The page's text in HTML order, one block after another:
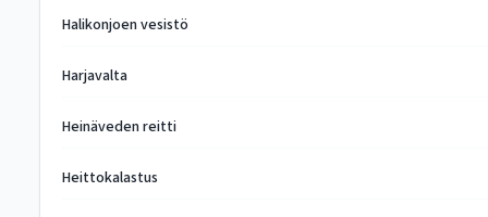
Halikonjoen vesistö
Harjavalta
Heinäveden reitti
Heittokalastus